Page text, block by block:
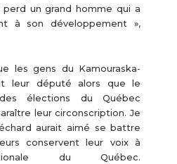
perd un grand homme qui a
à son développement »,
les gens du Kamouraska-
leur député alors que le
élections du Québec
leur circonscription. Je
aurait aimé se battre
conservent leur voix à
du Québec.